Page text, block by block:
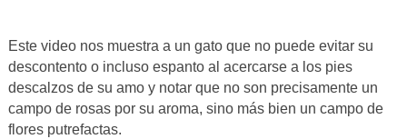
Este video nos muestra a un gato que no puede evitar su
descontento o incluso espanto al acercarse a los pies
descalzos de su amo y notar que no son precisamente un
campo de rosas por su aroma, sino más bien un campo de
flores putrefactas.